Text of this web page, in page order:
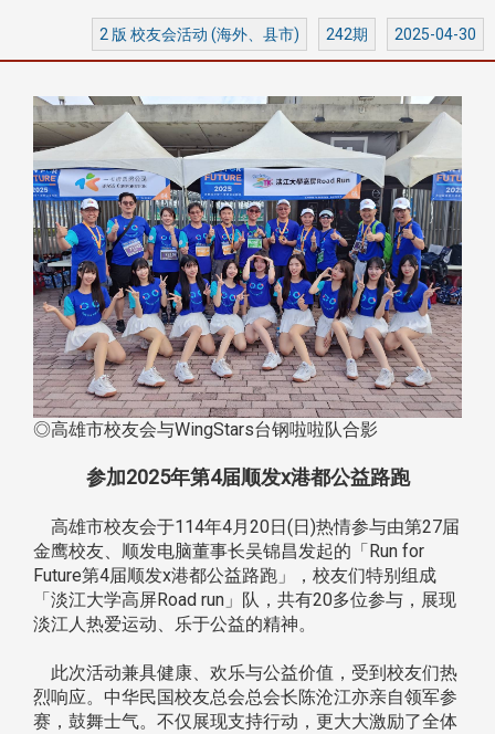
2 版 校友会活动 (海外、县市) 242期 2025-04-30
◎高雄市校友会与WingStars台钢啦啦队合影
参加2025年第4届顺发x港都公益路跑
高雄市校友会于114年4月20日(日)热情参与由第27届
金鹰校友、顺发电脑董事长吴锦昌发起的「Run for
Future第4届顺发x港都公益路跑」，校友们特别组成
「淡江大学高屏Road run」队，共有20多位参与，展现
淡江人热爱运动、乐于公益的精神。
此次活动兼具健康、欢乐与公益价值，受到校友们热
烈响应。中华民国校友总会总会长陈沧江亦亲自领军参
赛，鼓舞士气。不仅展现支持行动，更大大激励了全体